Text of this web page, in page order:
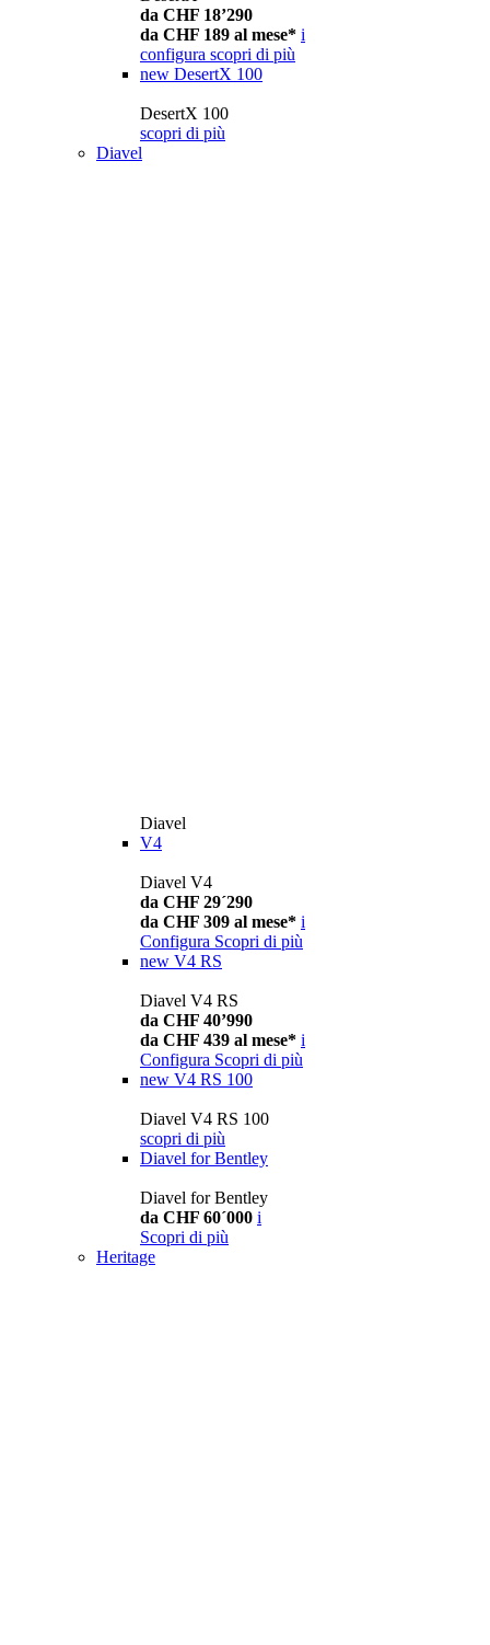
da CHF 18’290
da CHF 189 al mese* i
configura scopri di più
new DesertX 100
DesertX 100
scopri di più
Diavel
Diavel
V4
Diavel V4
da CHF 29´290
da CHF 309 al mese* i
Configura Scopri di più
new V4 RS
Diavel V4 RS
da CHF 40’990
da CHF 439 al mese* i
Configura Scopri di più
new V4 RS 100
Diavel V4 RS 100
scopri di più
Diavel for Bentley
Diavel for Bentley
da CHF 60´000 i
Scopri di più
Heritage